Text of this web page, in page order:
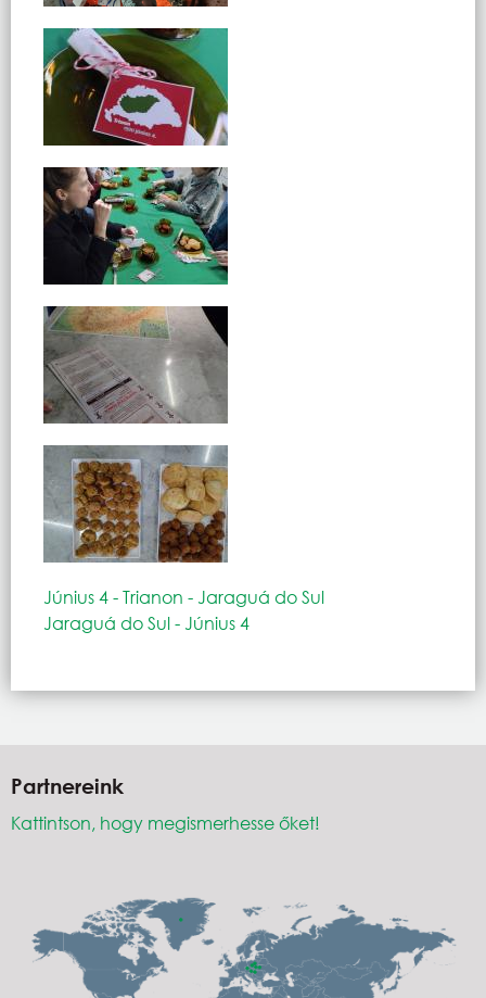
Június 4 - Trianon - Jaraguá do Sul
Jaraguá do Sul - Június 4
Partnereink
Kattintson, hogy megismerhesse őket!